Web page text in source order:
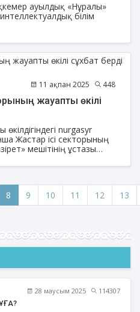
ауылдық «Нұралы»
білім
11 ақпан 2025 448
жауапты өкілі
nurgasyr
Жастар ісі секторының
мешітінің ұстазы
8 9 10 11 12 13
28 маусым 2025
114307